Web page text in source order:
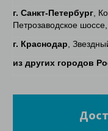
г. Санкт-Петербург ,
Петрозаводское
г. Краснодар ,
из других городов